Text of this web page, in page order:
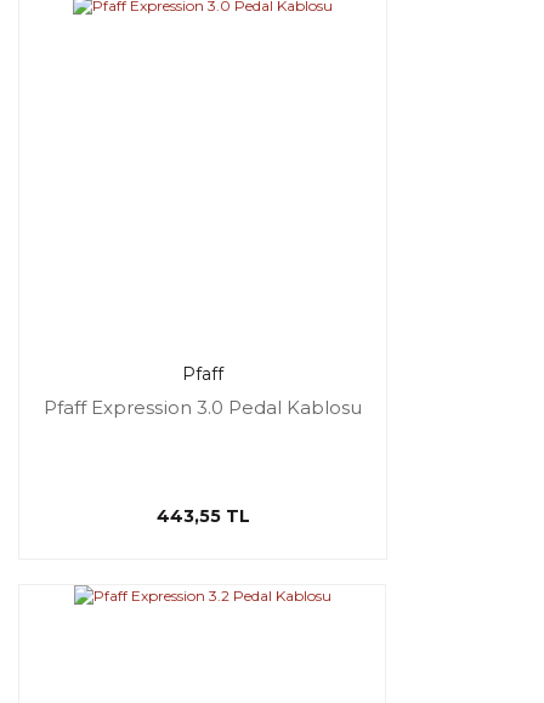
Pfaff
Pfaff Expression 3.0 Pedal Kablosu
443,55 TL